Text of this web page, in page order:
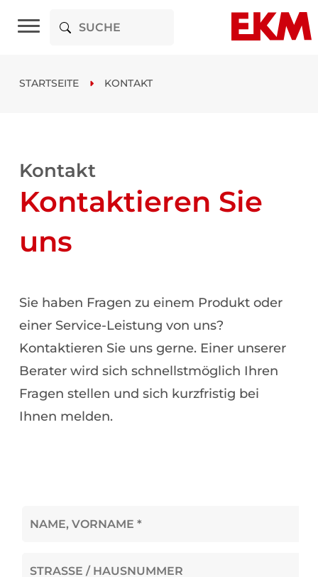
STARTSEITE KONTAKT
Kontakt
Kontaktieren Sie
uns
Sie haben Fragen zu einem Produkt oder
einer Service-Leistung von uns?
Kontaktieren Sie uns gerne. Einer unserer
Berater wird sich schnellstmöglich Ihren
Fragen stellen und sich kurzfristig bei
Ihnen melden.